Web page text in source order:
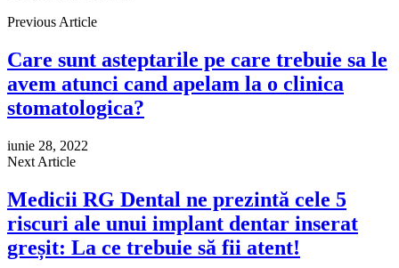
Previous Article
Care sunt asteptarile pe care trebuie sa le
avem atunci cand apelam la o clinica
stomatologica?
iunie 28, 2022
Next Article
Medicii RG Dental ne prezintă cele 5
riscuri ale unui implant dentar inserat
greșit: La ce trebuie să fii atent!